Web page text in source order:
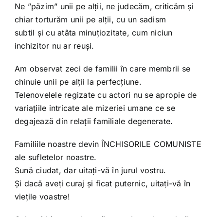
Ne ”păzim” unii pe alții, ne judecăm, criticăm și
chiar torturăm unii pe alții, cu un sadism
subtil și cu atâta minuțiozitate, cum niciun
inchizitor nu ar reuși.
Am observat zeci de familii în care membrii se
chinuie unii pe alții la perfecțiune.
Telenovelele regizate cu actori nu se apropie de
variațiile intricate ale mizeriei umane ce se
degajează din relații familiale degenerate.
Familiile noastre devin ÎNCHISORILE COMUNISTE
ale sufletelor noastre.
Sună ciudat, dar uitați-vă în jurul vostru.
Și dacă aveți curaj și ficat puternic, uitați-vă în
viețile voastre!